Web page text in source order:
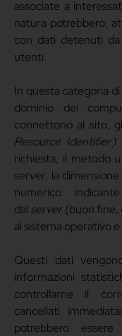
associate a
natura potrebbero,
con dati detenuti
utenti.
In questa categoria
dominio dei
connettono al sito,
Resource Identifier)
richiesta, il metodo
server, la
numerico
dal server(buon fine,
al sistema operativo
Questi dati
informazioni
controllarne il
cancellati
potrebbero